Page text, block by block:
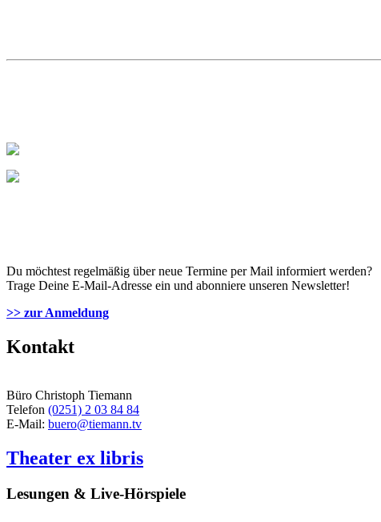
Du möchtest regelmäßig über neue Termine per Mail informiert werden?
Trage Deine E-Mail-Adresse ein und abonniere unseren Newsletter!
>> zur Anmeldung
Kontakt
Büro Christoph Tiemann
Telefon (0251) 2 03 84 84
E-Mail: buero@tiemann.tv
Theater ex libris
Lesungen & Live-Hörspiele